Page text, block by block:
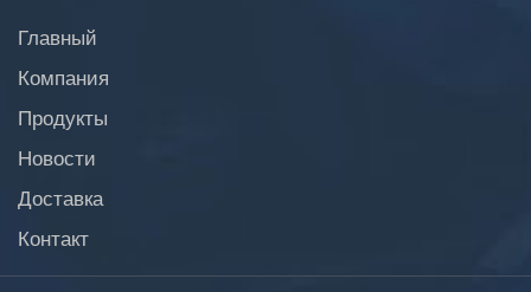
Главный
Компания
Продукты
Новости
Доставка
Контакт